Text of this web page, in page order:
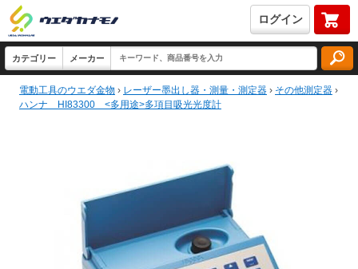
ログイン
電動工具のウエダ金物 › レーザー墨出し器・測量・測定器 › その他測定器 ›
ハンナ HI83300 <多用途>多項目吸光光度計